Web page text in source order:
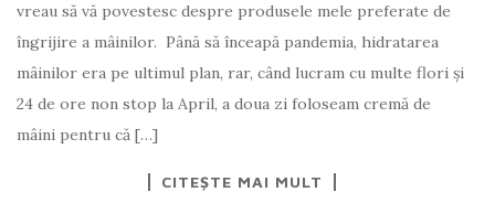
vreau să vă povestesc despre produsele mele preferate de
îngrijire a mâinilor. Până să înceapă pandemia, hidratarea
mâinilor era pe ultimul plan, rar, când lucram cu multe flori și
24 de ore non stop la April, a doua zi foloseam cremă de
mâini pentru că […]
CITEȘTE MAI MULT